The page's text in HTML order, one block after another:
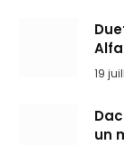
19
un